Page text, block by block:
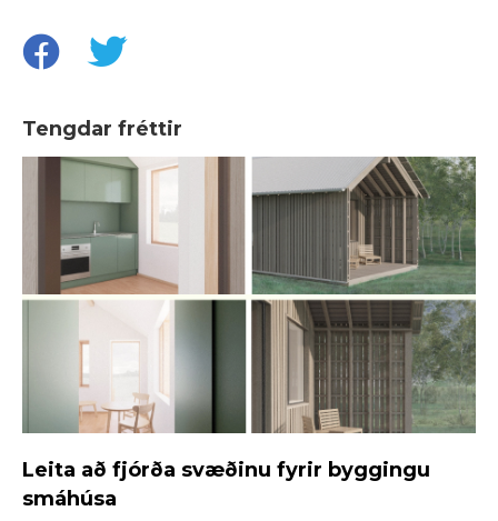
Tengdar fréttir
Leita að fjórða svæðinu fyrir byggingu
smáhúsa